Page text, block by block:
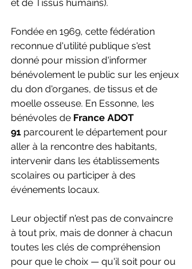
et de Tissus humains).
Fondée en 1969, cette fédération
reconnue d'utilité publique s'est
donné pour mission d'informer
bénévolement le public sur les enjeux
du don d'organes, de tissus et de
moelle osseuse. En Essonne, les
bénévoles de France ADOT
91 parcourent le département pour
aller à la rencontre des habitants,
intervenir dans les établissements
scolaires ou participer à des
événements locaux.
Leur objectif n'est pas de convaincre
à tout prix, mais de donner à chacun
toutes les clés de compréhension
pour que le choix — qu'il soit pour ou